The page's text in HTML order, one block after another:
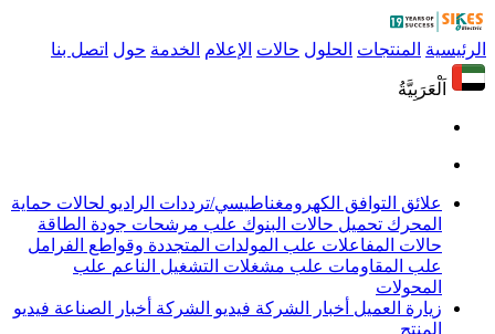
الرئيسية المنتجات الحلول حالات الإعلام الخدمة حول اتصل بنا
اَلْعَرَبِيَّةُ
علائق التوافق الكهرومغناطيسي/ترددات الراديو لحالات حماية
المحرك تحميل حالات البنوك علب مرشحات جودة الطاقة
حالات المفاعلات علب المولدات المتجددة وقواطع الفرامل
علب المقاومات علب مشغلات التشغيل الناعم علب
المحولات
زيارة العميل أخبار الشركة فيديو الشركة أخبار الصناعة فيديو
المنتج